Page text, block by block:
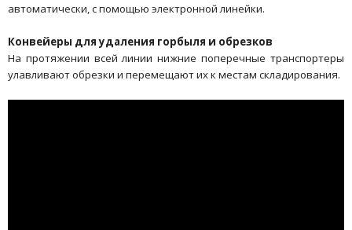
автоматически, с помощью электронной линейки.
Конвейеры для удаления горбыля и обрезков
На протяжении всей линии нижние поперечные транспортеры
улавливают обрезки и перемещают их к местам складирования.